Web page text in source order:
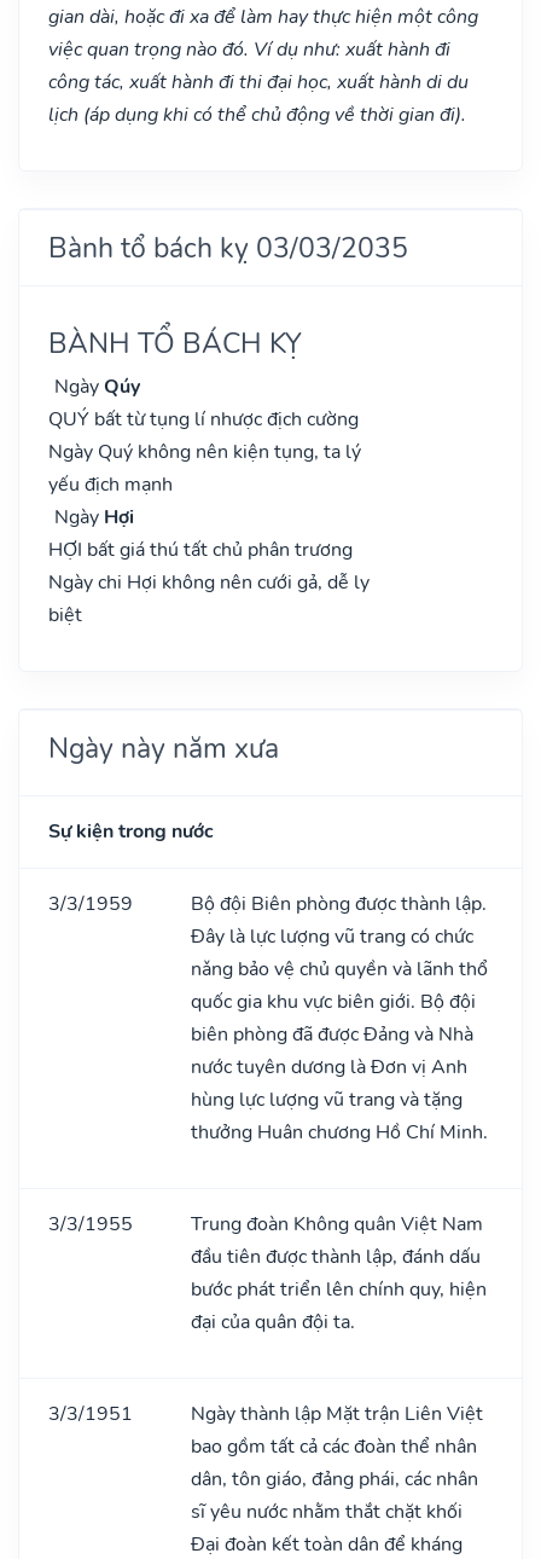
gian dài, hoặc đi xa để làm hay thực hiện một công
việc quan trọng nào đó. Ví dụ như: xuất hành đi
công tác, xuất hành đi thi đại học, xuất hành di du
lịch (áp dụng khi có thể chủ động về thời gian đi).
Bành tổ bách kỵ 03/03/2035
BÀNH TỔ BÁCH KỴ
NgàyQúy
QUÝ bất từ tụng lí nhược địch cường
Ngày Quý không nên kiện tụng, ta lý
yếu địch mạnh
Ngày Hợi
HỢI bất giá thú tất chủ phân trương
Ngày chi Hợi không nên cưới gả, dễ ly
biệt
Ngày này năm xưa
Sự kiện trong nước
3/3/1959
Bộ đội Biên phòng được thành lập.
Đây là lực lượng vũ trang có chức
nǎng bảo vệ chủ quyền và lãnh thổ
quốc gia khu vực biên giới. Bộ đội
biên phòng đã được Đảng và Nhà
nước tuyên dương là Đơn vị Anh
hùng lực lượng vũ trang và tặng
thưởng Huân chương Hồ Chí Minh.
3/3/1955
Trung đoàn Không quân Việt Nam
đầu tiên được thành lập, đánh dấu
bước phát triển lên chính quy, hiện
đại của quân đội ta.
3/3/1951
Ngày thành lập Mặt trận Liên Việt
bao gồm tất cả các đoàn thể nhân
dân, tôn giáo, đảng phái, các nhân
sĩ yêu nước nhằm thắt chặt khối
Đại đoàn kết toàn dân để kháng